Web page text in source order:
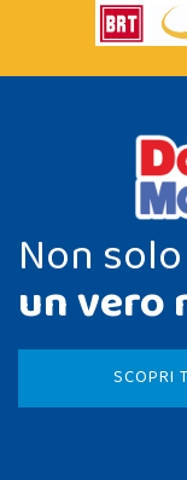
Non
un vero
SCOPRI